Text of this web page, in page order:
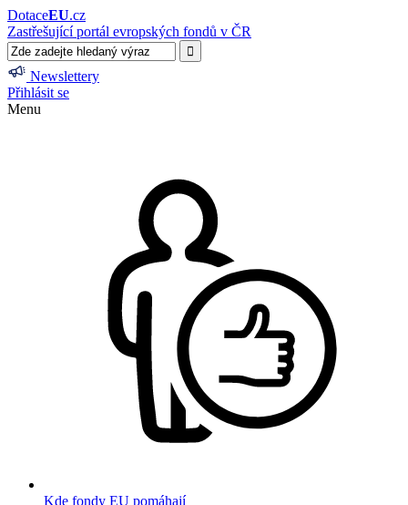
DotaceEU.cz
Zastřešující portál evropských fondů v ČR
Newslettery
Přihlásit se
Menu
Kde fondy EU pomáhají